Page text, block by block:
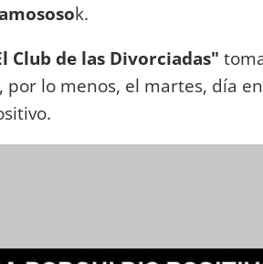
k.
Club de las Divorciadas"
lo menos, el martes, día